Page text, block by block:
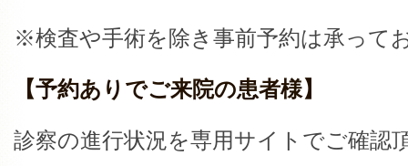
※検査や手術を除き事前予約は承って
【予約ありでご来院の患者様】
診察の進行状況を専用サイトでご確認